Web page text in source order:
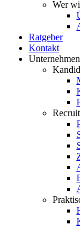
Wer
Ratgeber
Kontakt
Unternehmen